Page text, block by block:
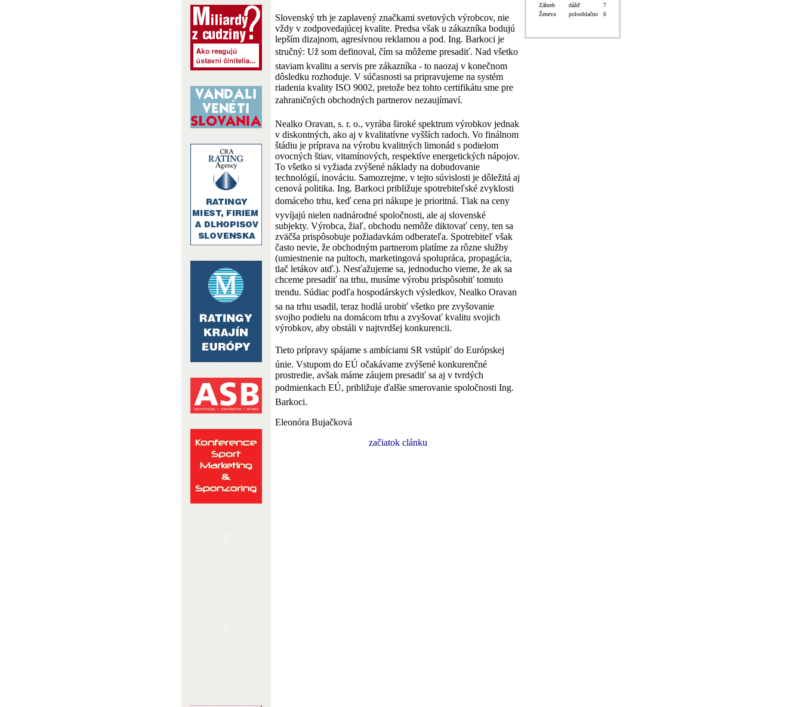
Slovenský trh je zaplavený značkami svetových výrobcov, nie
vždy v zodpovedajúcej kvalite. Predsa však u zákazníka bodujú
lepším dizajnom, agresívnou reklamou a pod. Ing. Barkoci je
stručný: Už som definoval, čím sa môžeme presadiť. Nad všetko
staviam kvalitu a servis pre zákazníka - to naozaj v konečnom
dôsledku rozhoduje. V súčasnosti sa pripravujeme na systém
riadenia kvality ISO 9002, pretože bez tohto certifikátu sme pre
zahraničných obchodných partnerov nezaujímaví.
Nealko Oravan, s. r. o., vyrába široké spektrum výrobkov jednak
v diskontných, ako aj v kvalitatívne vyšších radoch. Vo finálnom
štádiu je príprava na výrobu kvalitných limonád s podielom
ovocných štiav, vitamínových, respektíve energetických nápojov.
To všetko si vyžiada zvýšené náklady na dobudovanie
technológií, inováciu. Samozrejme, v tejto súvislosti je dôležitá aj
cenová politika. Ing. Barkoci približuje spotrebiteľské zvyklosti
domáceho trhu, keď cena pri nákupe je prioritná. Tlak na ceny
vyvíjajú nielen nadnárodné spoločnosti, ale aj slovenské
subjekty. Výrobca, žiaľ, obchodu nemôže diktovať ceny, ten sa
zväčša prispôsobuje požiadavkám odberateľa. Spotrebiteľ však
často nevie, že obchodným partnerom platíme za rôzne služby
(umiestnenie na pultoch, marketingová spolupráca, propagácia,
tlač letákov atď.). Nesťažujeme sa, jednoducho vieme, že ak sa
chceme presadiť na trhu, musíme výrobu prispôsobiť tomuto
trendu. Súdiac podľa hospodárskych výsledkov, Nealko Oravan
sa na trhu usadil, teraz hodlá urobiť všetko pre zvyšovanie
svojho podielu na domácom trhu a zvyšovať kvalitu svojich
výrobkov, aby obstáli v najtvrdšej konkurencii.
Tieto prípravy spájame s ambíciami SR vstúpiť do Európskej
únie. Vstupom do EÚ očakávame zvýšené konkurenčné
prostredie, avšak máme záujem presadiť sa aj v tvrdých
podmienkach EÚ, približuje ďalšie smerovanie spoločnosti Ing.
Barkoci.
Eleonóra Bujačková
začiatok clánku
Záhreb
dážď
7
Ženeva
polooblačno 6